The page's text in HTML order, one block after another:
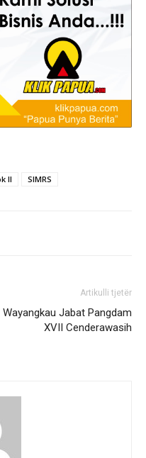
II SIMRS
Artikulli tjetër
Wayangkau Jabat Pangdam
XVII Cenderawasih